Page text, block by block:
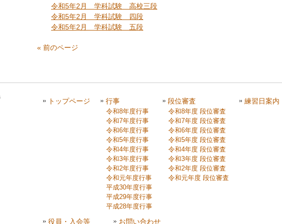
令和5年2月 学科試験 高校三段
令和5年2月 学科試験 四段
令和5年2月 学科試験 五段
« 前のページ
トップページ
行事
令和8年度行事
令和7年度行事
令和6年度行事
令和5年度行事
令和4年度行事
令和3年度行事
令和2年度行事
令和元年度行事
平成30年度行事
平成29年度行事
平成28年度行事
段位審査
令和8年度 段位審査
令和7年度 段位審査
令和6年度 段位審査
令和5年度 段位審査
令和4年度 段位審査
令和3年度 段位審査
令和2年度 段位審査
令和元年度 段位審査
練習日案内
役員・入会等 お問い合わせ